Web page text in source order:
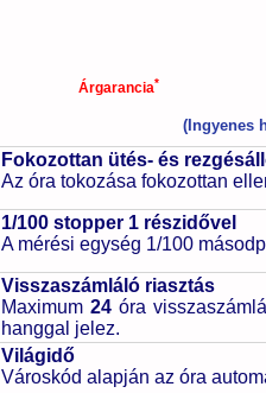
Árgarancia*
(Ingyenes
Fokozottan ütés- és
Az óra tokozása fokozottan
1/100 stopper 1 részidővel
A mérési egység 1/100
Visszaszámláló riasztás
Maximum24 óra
hanggal jelez.
Világidő
Városkód alapján az óra